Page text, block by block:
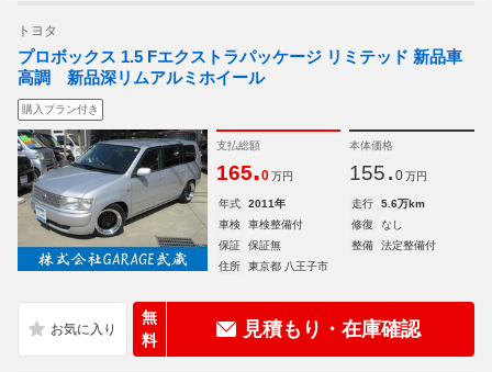
トヨタ
プロボックス 1.5 Fエクストラパッケージ リミテッド 新品車
高調 新品深リムアルミホイール
購入プラン付き
支払総額
165.0 万円
本体価格
155. 0 万円
年式 2011年 走行
5.6万km
車検
車検整備付 修復
なし
保証
保証無 整備
法定整備付
住所
東京都 八王子市
無
料
見積もり・在庫確認